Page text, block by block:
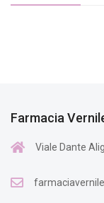
Farmacia
Viale Dante